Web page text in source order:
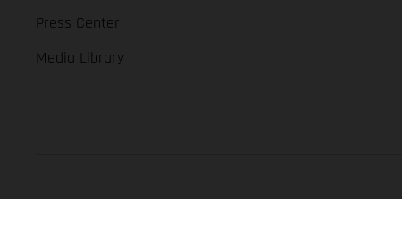
Press Center
Media Library